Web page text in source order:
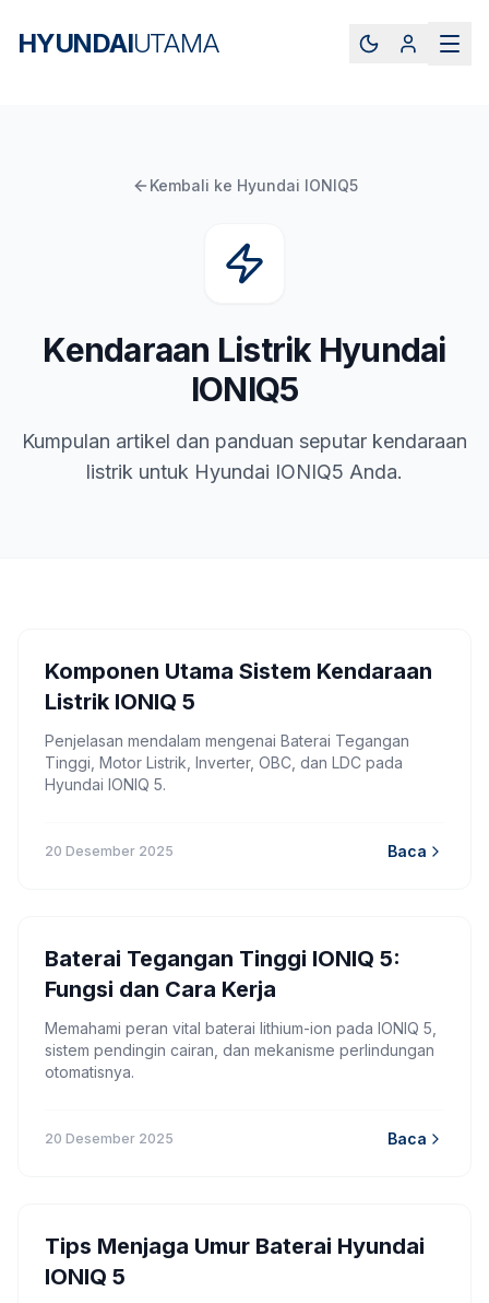
HYUNDAIUTAMA
Kembali ke Hyundai IONIQ5
Kendaraan Listrik Hyundai
IONIQ5
Kumpulan artikel dan panduan seputar kendaraan
listrik untuk Hyundai IONIQ5 Anda.
Komponen Utama Sistem Kendaraan
Listrik IONIQ 5
Penjelasan mendalam mengenai Baterai Tegangan
Tinggi, Motor Listrik, Inverter, OBC, dan LDC pada
Hyundai IONIQ 5.
20 Desember 2025 Baca
Baterai Tegangan Tinggi IONIQ 5:
Fungsi dan Cara Kerja
Memahami peran vital baterai lithium-ion pada IONIQ 5,
sistem pendingin cairan, dan mekanisme perlindungan
otomatisnya.
20 Desember 2025 Baca
Tips Menjaga Umur Baterai Hyundai
IONIQ 5